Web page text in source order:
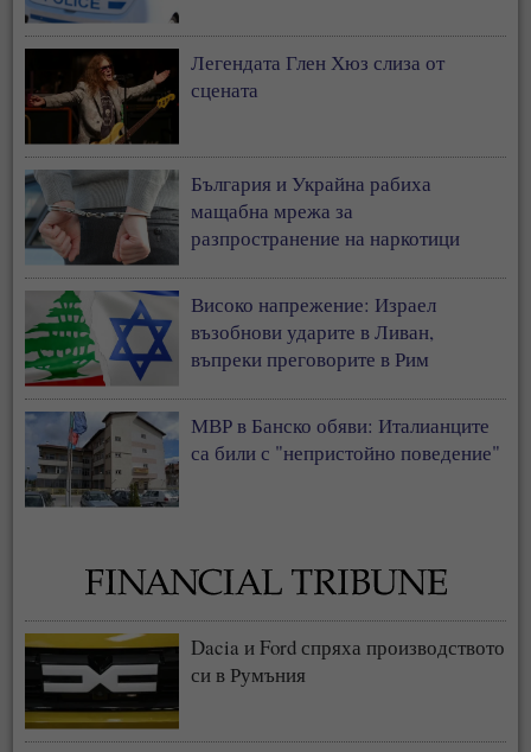
Легендата Глен Хюз слиза от
сцената
България и Украйна рабиха
мащабна мрежа за
разпространение на наркотици
Високо напрежение: Израел
възобнови ударите в Ливан,
въпреки преговорите в Рим
МВР в Банско обяви: Италианците
са били с "непристойно поведение"
Dacia и Ford спряха производството
си в Румъния